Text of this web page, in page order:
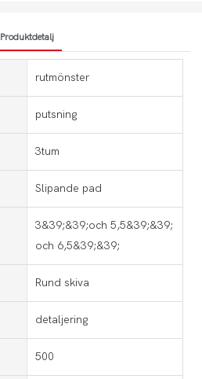
Produktdetalj
rutmönster
putsning
3tum
Slipande pad
3&39;&39;och 5,5&39;&39;
och 6,5&39;&39;
Rund skiva
detaljering
500